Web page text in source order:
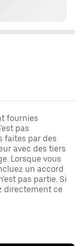
fournies
pas
faites par des
avec des tiers
Lorsque vous
un accord
pas partie. Si
directement ce